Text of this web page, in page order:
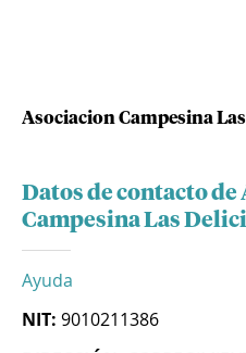
Asociacion Campesina
Datos de contacto de
Campesina Las
Ayuda
NIT: 9010211386